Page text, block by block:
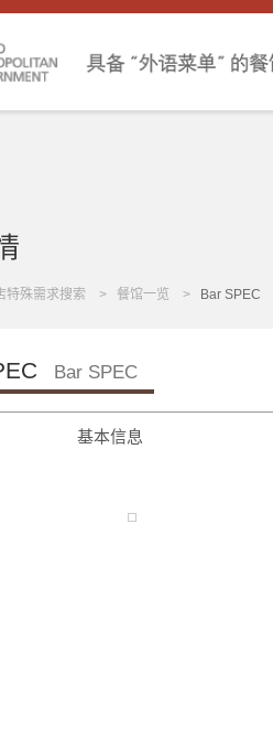
特殊需求搜索 餐馆一览 Bar SPEC
Bar SPEC
基本信息